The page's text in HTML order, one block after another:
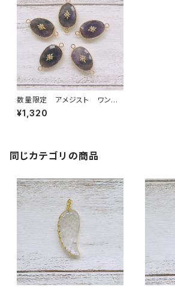
数量限定 アメジスト ワンポ
イント付き 2カン
¥1,320
同じカテゴリの商品